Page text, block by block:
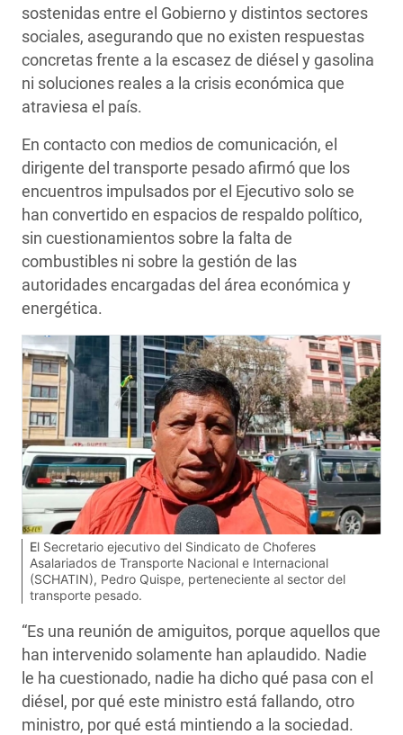
sostenidas entre el Gobierno y distintos sectores
sociales, asegurando que no existen respuestas
concretas frente a la escasez de diésel y gasolina
ni soluciones reales a la crisis económica que
atraviesa el país.
En contacto con medios de comunicación, el
dirigente del transporte pesado afirmó que los
encuentros impulsados por el Ejecutivo solo se
han convertido en espacios de respaldo político,
sin cuestionamientos sobre la falta de
combustibles ni sobre la gestión de las
autoridades encargadas del área económica y
energética.
El Secretario ejecutivo del Sindicato de Choferes
Asalariados de Transporte Nacional e Internacional
(SCHATIN), Pedro Quispe, perteneciente al sector del
transporte pesado.
“Es una reunión de amiguitos, porque aquellos que
han intervenido solamente han aplaudido. Nadie
le ha cuestionado, nadie ha dicho qué pasa con el
diésel, por qué este ministro está fallando, otro
ministro, por qué está mintiendo a la sociedad.